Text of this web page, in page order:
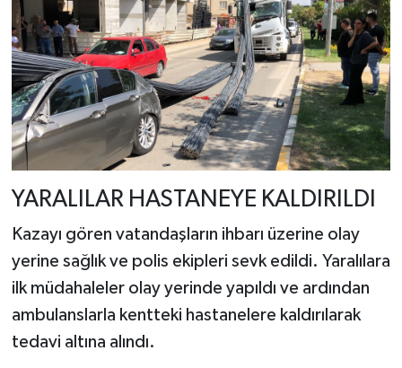
YARALILAR HASTANEYE KALDIRILDI
Kazayı gören vatandaşların ihbarı üzerine olay
yerine sağlık ve polis ekipleri sevk edildi. Yaralılara
ilk müdahaleler olay yerinde yapıldı ve ardından
ambulanslarla kentteki hastanelere kaldırılarak
tedavi altına alındı.